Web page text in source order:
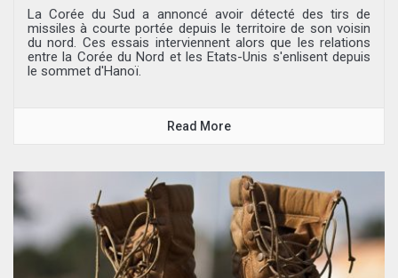
La Corée du Sud a annoncé avoir détecté des tirs de
missiles à courte portée depuis le territoire de son voisin
du nord. Ces essais interviennent alors que les relations
entre la Corée du Nord et les Etats-Unis s'enlisent depuis
le sommet d'Hanoï.
Read More